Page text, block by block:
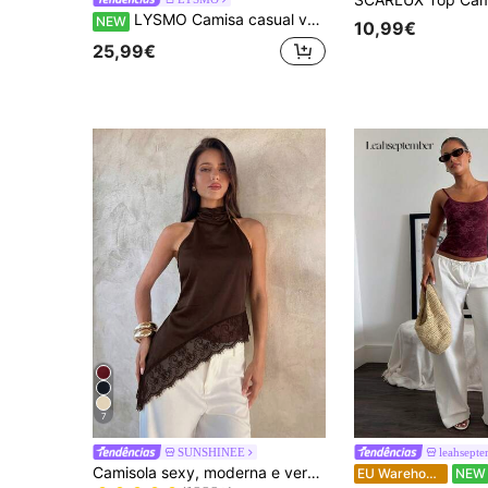
NEW LYSMO Camisa casual versátil de uso diário para mulher, cor lisa, abotoamento simples
25,99€
10,99€
7
SUNSHINEE
Camisola sexy, moderna e versátil com decote halter, renda, patchwork, costas nuas assimétricas, novo design primavera/verão, material de cetim, casual, castanho
#8 Mais Vendido
(1000+)
EU Warehouse NEW